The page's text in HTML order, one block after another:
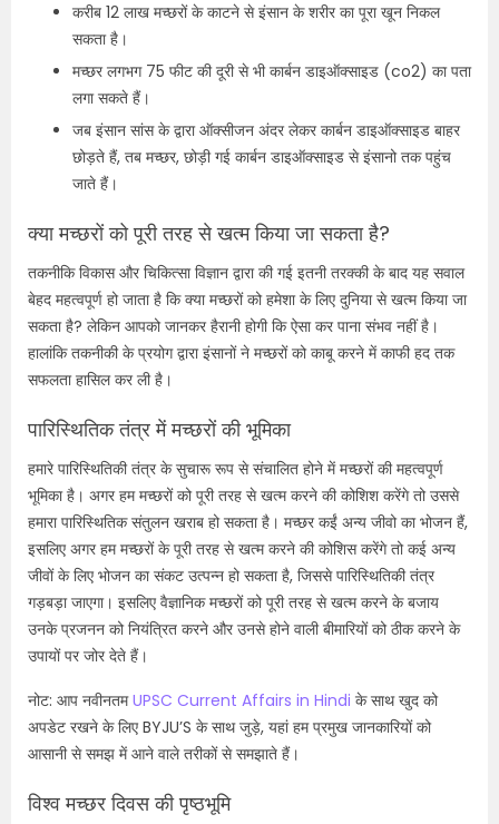
करीब 12 लाख मच्छरों के काटने से इंसान के शरीर का पूरा खून निकल
सकता है।
मच्छर लगभग 75 फीट की दूरी से भी कार्बन डाइऑक्साइड (co2) का पता
लगा सकते हैं।
जब इंसान सांस के द्वारा ऑक्सीजन अंदर लेकर कार्बन डाइऑक्साइड बाहर
छोड़ते हैं, तब मच्छर, छोड़ी गई कार्बन डाइऑक्साइड से इंसानो तक पहुंच
जाते हैं।
क्या मच्छरों को पूरी तरह से खत्म किया जा सकता है?
तकनीकि विकास और चिकित्सा विज्ञान द्वारा की गई इतनी तरक्की के बाद यह सवाल
बेहद महत्वपूर्ण हो जाता है कि क्या मच्छरों को हमेशा के लिए दुनिया से खत्म किया जा
सकता है? लेकिन आपको जानकर हैरानी होगी कि ऐसा कर पाना संभव नहीं है।
हालांकि तकनीकी के प्रयोग द्वारा इंसानों ने मच्छरों को काबू करने में काफी हद तक
सफलता हासिल कर ली है।
पारिस्थितिक तंत्र में मच्छरों की भूमिका
हमारे पारिस्थितिकी तंत्र के सुचारू रूप से संचालित होने में मच्छरों की महत्वपूर्ण
भूमिका है। अगर हम मच्छरों को पूरी तरह से खत्म करने की कोशिश करेंगे तो उससे
हमारा पारिस्थितिक संतुलन खराब हो सकता है। मच्छर कईं अन्य जीवो का भोजन हैं,
इसलिए अगर हम मच्छरों के पूरी तरह से खत्म करने की कोशिस करेंगे तो कई अन्य
जीवों के लिए भोजन का संकट उत्पन्न हो सकता है, जिससे पारिस्थितिकी तंत्र
गड़बड़ा जाएगा। इसलिए वैज्ञानिक मच्छरों को पूरी तरह से खत्म करने के बजाय
उनके प्रजनन को नियंत्रित करने और उनसे होने वाली बीमारियों को ठीक करने के
उपायों पर जोर देते हैं।
नोट: आप नवीनतमUPSC Current Affairs in Hindi के साथ खुद को
अपडेट रखने के लिए BYJU’S के साथ जुड़े, यहां हम प्रमुख जानकारियों को
आसानी से समझ में आने वाले तरीकों से समझाते हैं।
विश्व मच्छर दिवस की पृष्ठभूमि